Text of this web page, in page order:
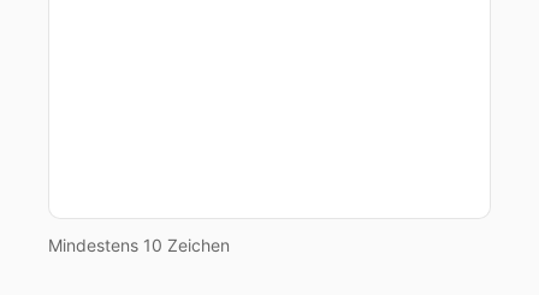
Mindestens 10 Zeichen